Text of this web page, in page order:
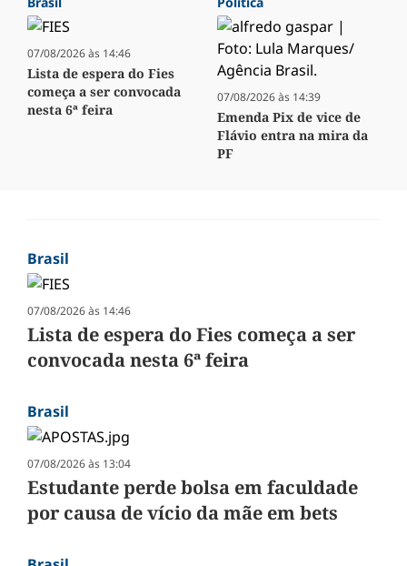
07/08/2026 às 14:46
Lista de espera do Fies
começa a ser convocada
nesta 6ª feira
07/08/2026 às 14:39
Emenda Pix de vice de
Flávio entra na mira da
PF
Brasil
07/08/2026 às 14:46
Lista de espera do Fies começa a ser
convocada nesta 6ª feira
Brasil
07/08/2026 às 13:04
Estudante perde bolsa em faculdade
por causa de vício da mãe em bets